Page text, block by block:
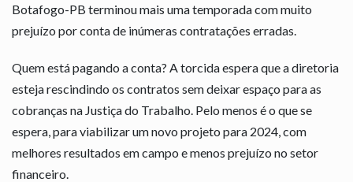
Botafogo-PB terminou mais uma temporada com muito
prejuízo por conta de inúmeras contratações erradas.
Quem está pagando a conta? A torcida espera que a diretoria
esteja rescindindo os contratos sem deixar espaço para as
cobranças na Justiça do Trabalho. Pelo menos é o que se
espera, para viabilizar um novo projeto para 2024, com
melhores resultados em campo e menos prejuízo no setor
financeiro.